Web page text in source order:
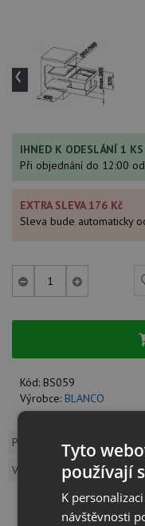
‹
IHNED K ODESLÁNÍ 1 KS
Při objednání do 12:00
EXTRA SLEVA 176 Kč
Sleva bude automaticky
Kód: BS059
Výrobce: BLANCO
Popis produktu
Vzorník barev
Tyto
používají
K
návštěvnosti